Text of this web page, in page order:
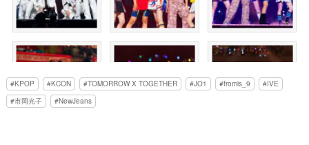
KPOP KCON TOMORROW X TOGETHER JO1 fromis_9
IVE
市岡光子
NewJeans